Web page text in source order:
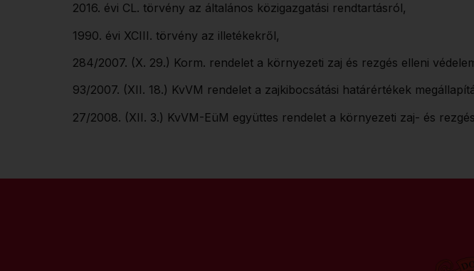
2016. évi CL. törvény az általános közigazgatási rendtartásról,
1990. évi XCIII. törvény az illetékekről,
284/2007. (X. 29.) Korm. rendelet a környezeti zaj és rezgés elleni
93/2007. (XII. 18.) KvVM rendelet a zajkibocsátási határértékek
27/2008. (XII. 3.) KvVM-EüM együttes rendelet a környezeti zaj- és